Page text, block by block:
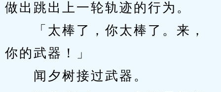
做出跳出上一轮轨迹的行为。
「太棒了，你太棒了。来，
你的武器！」
闻夕树接过武器。